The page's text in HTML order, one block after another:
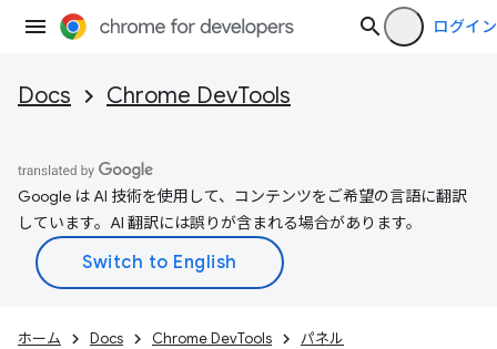
ログイン
Docs Chrome DevTools
Google は AI 技術を使用して、コンテンツをご希望の言語に翻訳
しています。AI 翻訳には誤りが含まれる場合があります。
ホーム Docs Chrome DevTools パネル